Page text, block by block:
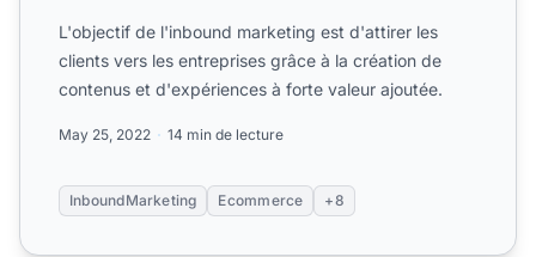
L'objectif de l'inbound marketing est d'attirer les
clients vers les entreprises grâce à la création de
contenus et d'expériences à forte valeur ajoutée.
May 25, 2022 14 min de lecture
InboundMarketing Ecommerce +8